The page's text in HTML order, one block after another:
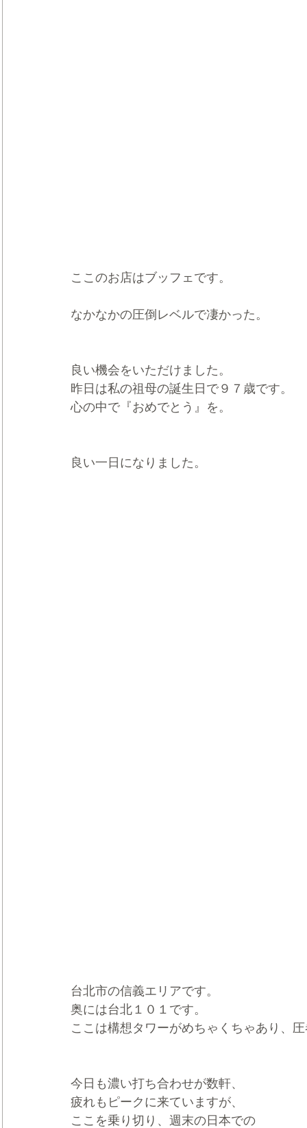
ここのお店はブッフェです。
なかなかの圧倒レベルで凄かった。
良い機会をいただけました。
昨日は私の祖母の誕生日で９７歳です。
心の中で『おめでとう』を。
良い一日になりました。
台北市の信義エリアです。
奥には台北１０１です。
ここは構想タワーがめちゃくちゃあり、
今日も濃い打ち合わせが数軒、
疲れもピークに来ていますが、
ここを乗り切り、週末の日本での